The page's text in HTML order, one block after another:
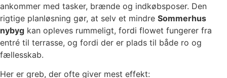
ankommer med tasker, brænde og indkøbsposer. Den
rigtige planløsning gør, at selv et mindre Sommerhus
nybyg kan opleves rummeligt, fordi flowet fungerer fra
entré til terrasse, og fordi der er plads til både ro og
fællesskab.
Her er greb, der ofte giver mest effekt: